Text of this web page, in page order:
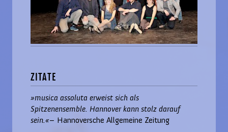
ZITATE
»musica assoluta erweist sich als
Spitzenensemble. Hannover kann stolz darauf
sein.«– Hannoversche Allgemeine Zeitung